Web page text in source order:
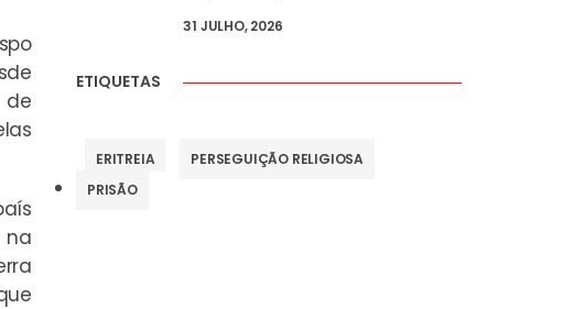
de
na
31 JULHO, 2026
ETIQUETAS
ERITREIA
PERSEGUIÇÃO RELIGIOSA
PRISÃO